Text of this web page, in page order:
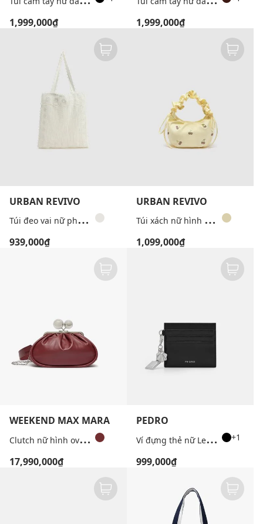
1,999,000₫ 1,999,000₫
URBAN REVIVO
T
úi đeo vai nữ phom chữ nhật phối nơ
939,000₫
URBAN REVIVO
T
úi xách nữ hình bán nguyệt họa tiết cherry
1,099,000₫
WEEKEND MAX MARA
C
lutch nữ hình oval Milvanew Pasticcino
17,990,000₫
PEDRO
V
í đựng thẻ nữ Leather Keychain +1
999,000₫